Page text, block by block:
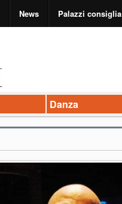
News Palazzi consiglia
Danza